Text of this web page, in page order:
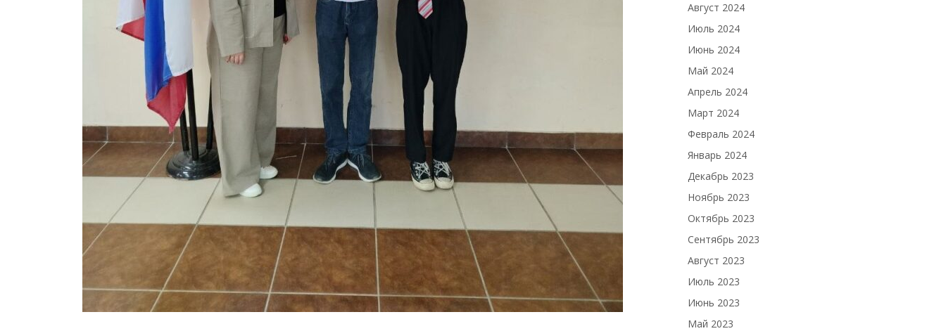
Август 2024
Июль 2024
Июнь 2024
Май 2024
Апрель 2024
Март 2024
Февраль 2024
Январь 2024
Декабрь 2023
Ноябрь 2023
Октябрь 2023
Сентябрь 2023
Август 2023
Июль 2023
Июнь 2023
Май 2023